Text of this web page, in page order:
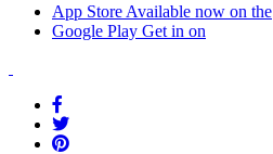
App Store Available now on the
Google Play Get in on